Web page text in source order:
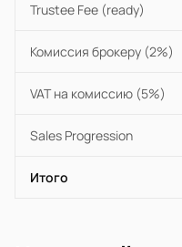
Trustee Fee (ready)
Комиссия брокеру (2%)
VAT на комиссию (5%)
Sales Progression
Итого